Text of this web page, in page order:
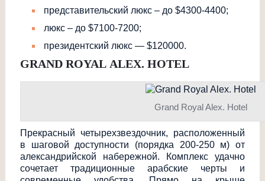
представительский люкс – до $4300-4400;
люкс – до $7100-7200;
президентский люкс — $120000.
GRAND ROYAL ALEX. HOTEL
Grand Royal Alex. Hotel
Прекрасный четырехзвездочник, расположенный
в шаговой доступности (порядка 200-250 м) от
александрийской набережной. Комплекс удачно
сочетает традиционные арабские черты и